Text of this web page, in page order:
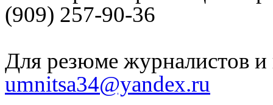
(909) 257-90-36
Для резюме журналистов и
umnitsa34@yandex.ru